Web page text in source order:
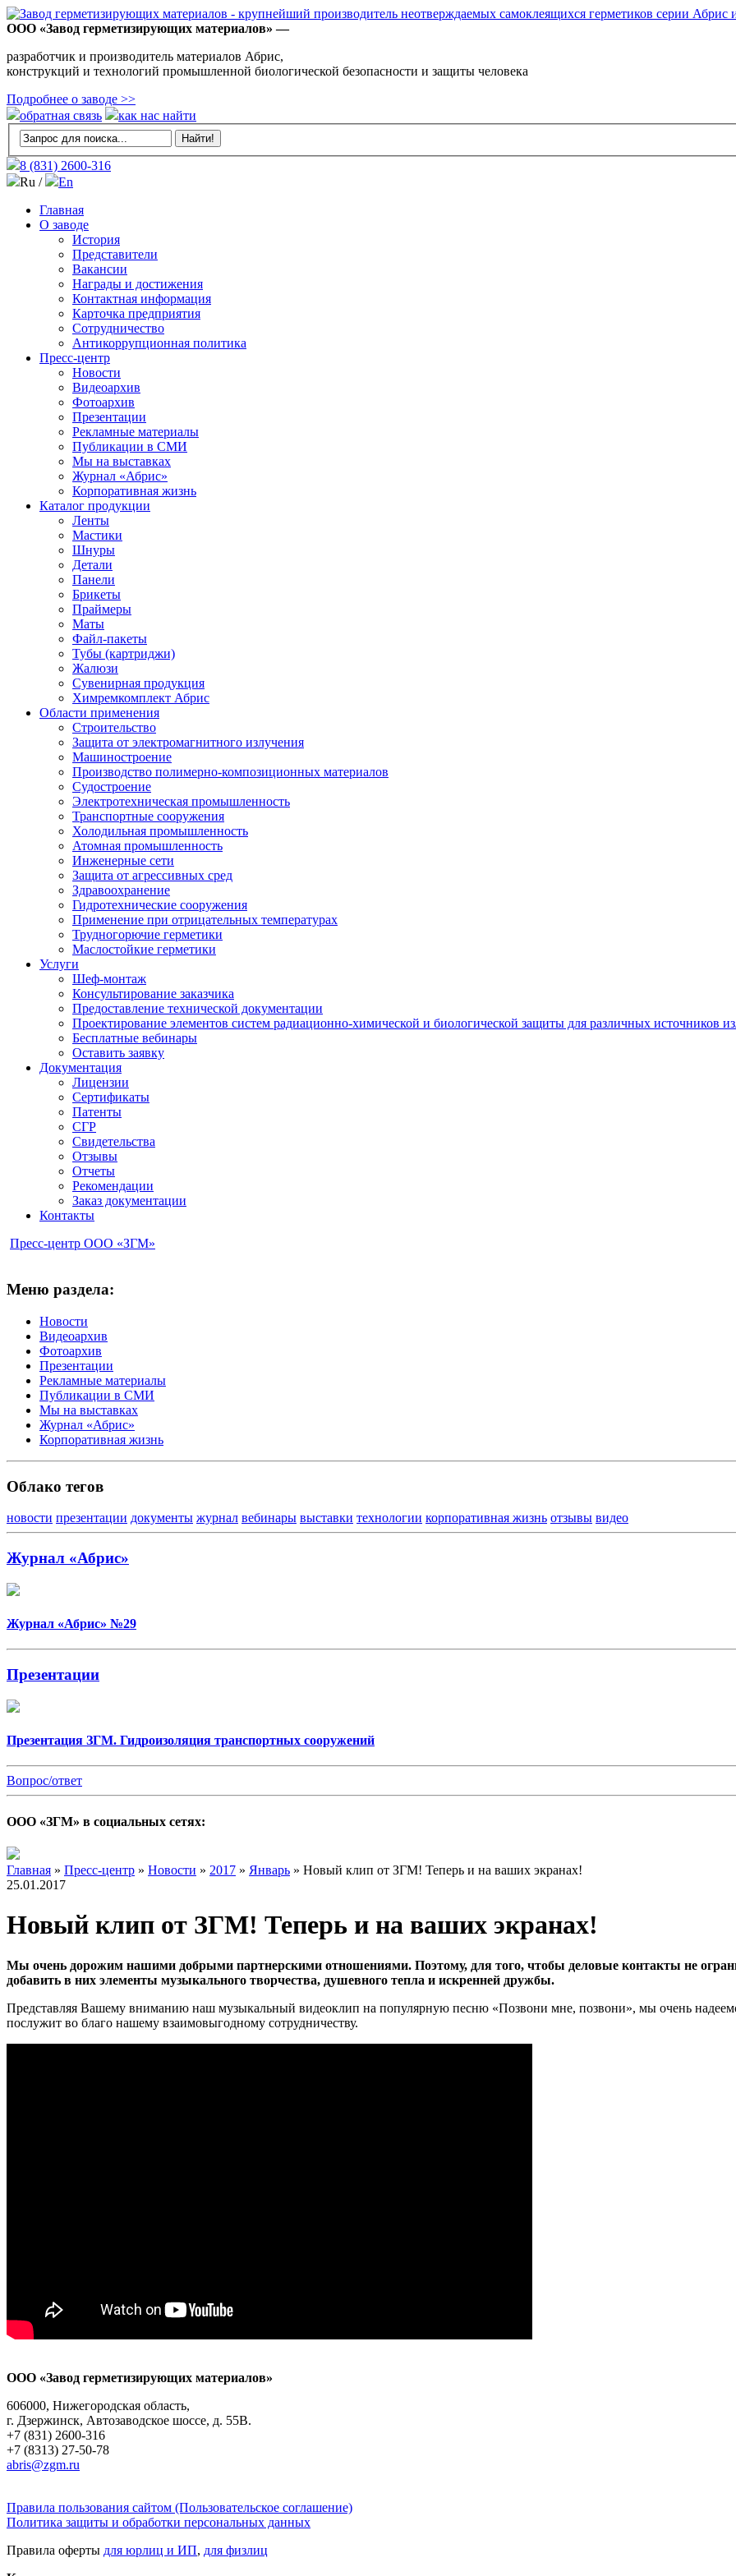
ООО «Завод герметизирующих материалов» —
разработчик и производитель материалов Абрис,
конструкций и технологий промышленной биологической безопасности и защиты человека
Подробнее о заводе >>
обратная связь
как нас найти
8 (831) 2600-316
Ru /
En
Главная
О заводе
История
Представители
Вакансии
Награды и достижения
Контактная информация
Карточка предприятия
Сотрудничество
Антикоррупционная политика
Пресс-центр
Новости
Видеоархив
Фотоархив
Презентации
Рекламные материалы
Публикации в СМИ
Мы на выставках
Журнал «Абрис»
Корпоративная жизнь
Каталог продукции
Ленты
Мастики
Шнуры
Детали
Панели
Брикеты
Праймеры
Маты
Файл-пакеты
Тубы (картриджи)
Жалюзи
Сувенирная продукция
Химремкомплект Абрис
Области применения
Строительство
Защита от электромагнитного излучения
Машиностроение
Производство полимерно-композиционных материалов
Судостроение
Электротехническая промышленность
Транспортные сооружения
Холодильная промышленность
Атомная промышленность
Инженерные сети
Защита от агрессивных сред
Здравоохранение
Гидротехнические сооружения
Применение при отрицательных температурах
Трудногорючие герметики
Маслостойкие герметики
Услуги
Шеф-монтаж
Консультирование заказчика
Предоставление технической документации
Проектирование элементов систем радиационно-химической и биологической защиты для различных источников
Бесплатные вебинары
Оставить заявку
Документация
Лицензии
Сертификаты
Патенты
СГР
Свидетельства
Отзывы
Отчеты
Рекомендации
Заказ документации
Контакты
Пресс-центр ООО «ЗГМ»
Меню раздела:
Новости
Видеоархив
Фотоархив
Презентации
Рекламные материалы
Публикации в СМИ
Мы на выставках
Журнал «Абрис»
Корпоративная жизнь
Облако тегов
новости презентации документы журнал вебинары выставки технологии корпоративная жизнь отзывы видео
Журнал «Абрис»
Журнал «Абрис» №29
Презентации
Презентация ЗГМ. Гидроизоляция транспортных сооружений
Вопрос/ответ
ООО «ЗГМ» в социальных сетях:
Главная » Пресс-центр » Новости » 2017 » Январь » Новый клип от ЗГМ! Теперь и на ваших экранах!
25.01.2017
Новый клип от ЗГМ! Теперь и на ваших экранах!
Мы очень дорожим нашими добрыми партнерскими отношениями. Поэтому, для того, чтобы деловые контакты не
добавить в них элементы музыкального творчества, душевного тепла и искренней дружбы.
Представляя Вашему вниманию наш музыкальный видеоклип на популярную песню «Позвони мне, позвони», мы очень
послужит во благо нашему взаимовыгодному сотрудничеству.
ООО «Завод герметизирующих материалов»
606000, Нижегородская область,
г. Дзержинск, Автозаводское шоссе, д. 55В.
+7 (831) 2600-316
+7 (8313) 27-50-78
abris@zgm.ru
Правила пользования сайтом (Пользовательское соглашение)
Политика защиты и обработки персональных данных
Правила оферты для юрлиц и ИП, для физлиц